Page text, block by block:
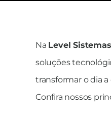
Na Level Sistemas
soluções
transformar o dia
Confira nossos